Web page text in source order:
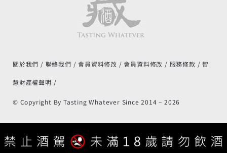
關於我們 聯絡我們 會員資料修改 會員資料修改 服務條款 智
慧財產權聲明
© Copyright By Tasting Whatever Since 2014 – 2026